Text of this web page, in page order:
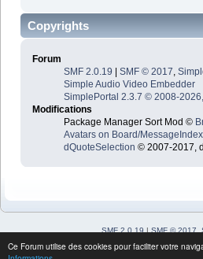
Ce Forum utilise des cookies pour faciliter votre
Copyrights
Forum
SMF 2.0.19 | SMF © 2017
Simple Audio Video Embedder
SimplePortal 2.3.7 © 2008-
Modifications
Package Manager Sort Mod ©
Avatars on Board/
dQuoteSelection © 2007-2017,
SMF 2.0.19 | SMF © 2017
Simple Audio Video
SimplePortal 2.3.7 © 2008-